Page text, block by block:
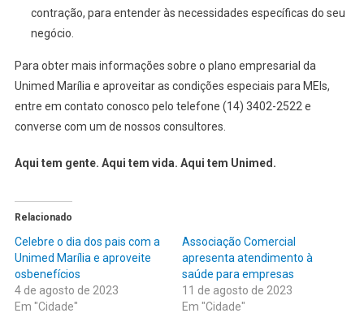
contração, para entender às necessidades específicas do seu
negócio.
Para obter mais informações sobre o plano empresarial da
Unimed Marília e aproveitar as condições especiais para MEIs,
entre em contato conosco pelo telefone (14) 3402-2522 e
converse com um de nossos consultores.
Aqui tem gente. Aqui tem vida. Aqui tem Unimed.
Relacionado
Celebre o dia dos pais com a
Unimed Marília e aproveite
osbenefícios
4 de agosto de 2023
Em "Cidade"
Associação Comercial
apresenta atendimento à
saúde para empresas
11 de agosto de 2023
Em "Cidade"